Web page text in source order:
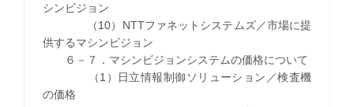
シンビジョン
（10）NTTファネットシステムズ／市場に提
供するマシンビジョン
６－７．マシンビジョンシステムの価格について
（1）日立情報制御ソリューション／検査機
の価格